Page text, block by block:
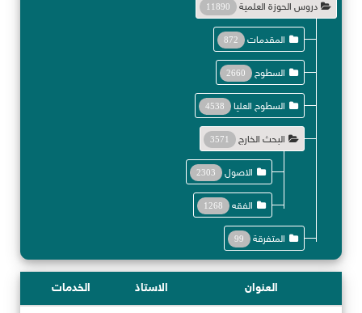
دروس الحوزة العلمية 11890
المقدمات 872
السطوح 2660
السطوح العليا 4538
البحث الخارج 3571
الاصول 2303
الفقه 1268
المتفرقة 99
العنوان الاستاذ الخدمات